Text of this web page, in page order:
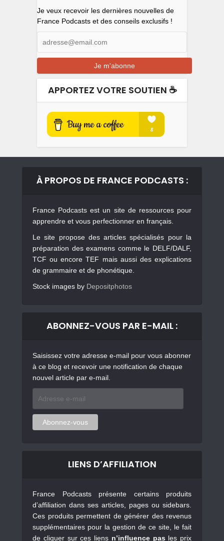
Je veux recevoir les dernières nouvelles de
France Podcasts et des conseils exclusifs !
APPORTEZ VOTRE SOUTIEN ☕️
À PROPOS DE FRANCE PODCASTS :
France Podcasts est un site de ressources pour
apprendre et vous perfectionner en français.
Le site propose des articles spécialisés pour la
préparation des examens comme le DELF/DALF,
TCF ou encore TEF mais aussi des explications
de grammaire et de phonétique.
Stock images by Depositphotos
ABONNEZ-VOUS PAR E-MAIL :
Saisissez votre adresse e-mail pour vous abonner
à ce blog et recevoir une notification de chaque
nouvel article par e-mail.
mail
Abonnez-vous
LIENS D’AFFILIATION
France Podcasts présente certains produits
d’affiliation dans ses articles, pages ou sidebars.
Ces produits permettent de générer des revenus
supplémentaires pour la gestion de ce site, le fait
de cliquer sur ces liens n’influence pas les prix